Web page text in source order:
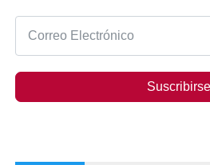
Suscribirse